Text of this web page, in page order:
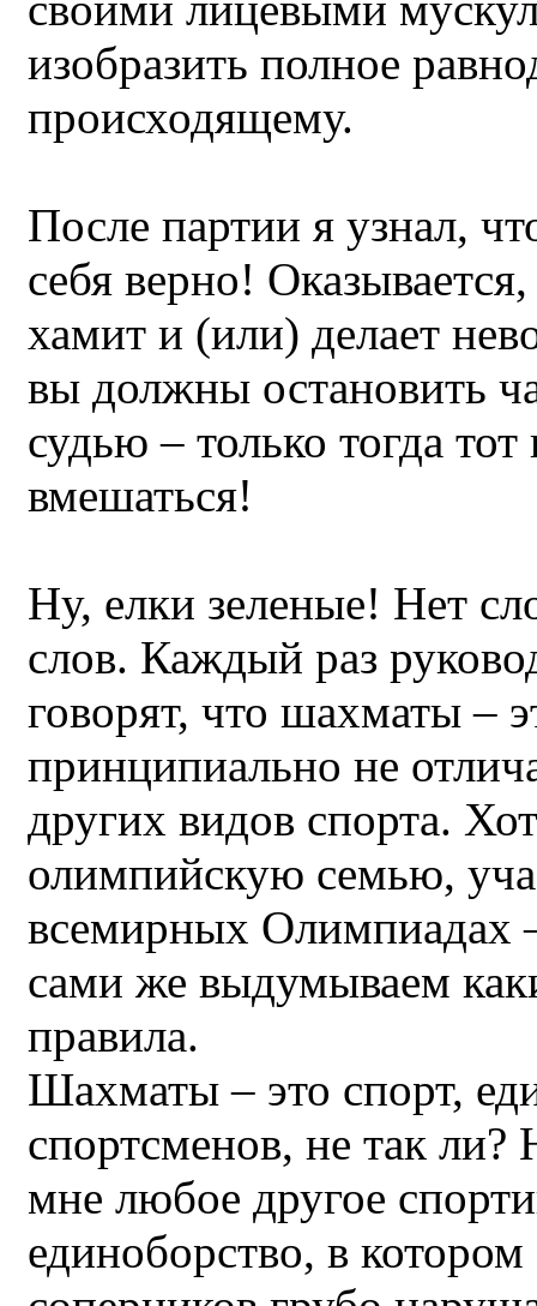
изобразить полное
происходящему.
После партии я узнал,
себя верно!
хамит и (или) делает
вы должны остановить
судью – только тогда
вмешаться!
Ну, елки зеленые! Нет
слов. Каждый раз
говорят, что шахматы –
принципиально не
других видов спорта.
олимпийскую семью,
всемирных Олимпиадах
сами же выдумываем
правила.
Шахматы – это спорт,
спортсменов, не так ли?
мне любое другое
единоборство, в